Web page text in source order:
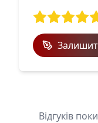
Відгуків